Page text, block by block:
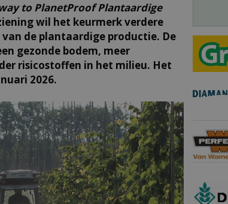
to PlanetProof Plantaardige
wil het keurmerk verdere
de plantaardige productie. De
gezonde bodem, meer
risicostoffen in het milieu. Het
2026.